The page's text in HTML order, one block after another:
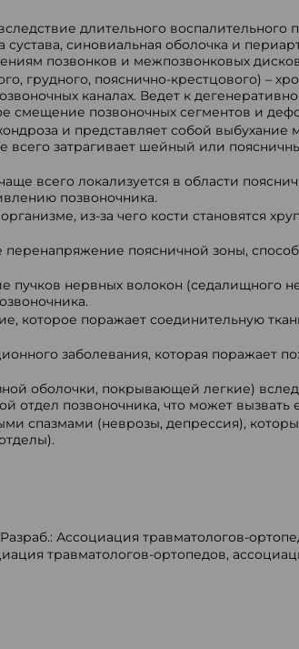
длительного воспалительного
сустава, синовиальная оболочка и
позвонков и межпозвонковых
грудного, пояснично-крестцового) –
каналах. Ведет к
смещение позвоночных сегментов и
и представляет собой
затрагивает шейный или
всего локализуется в области
позвоночника.
из-за чего кости становятся
поясничной зоны,
нервных волокон (седалищного
которое поражает соединительную
заболевания, которая поражает
оболочки, покрывающей легкие)
отдел позвоночника, что может
спазмами (неврозы, депрессия),
Ассоциация травматологов-
травматологов-ортопедов,